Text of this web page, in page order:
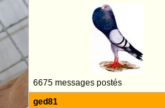
6675 messages postés
ged81